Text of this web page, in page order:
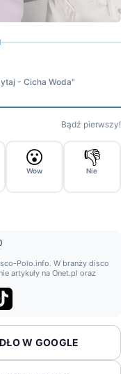
- Cicha Woda"
Bądź pierwszy!
😮
Wow
👎
Nie
Polo.info. W branży disco
artykuły na Onet.pl oraz
W GOOGLE